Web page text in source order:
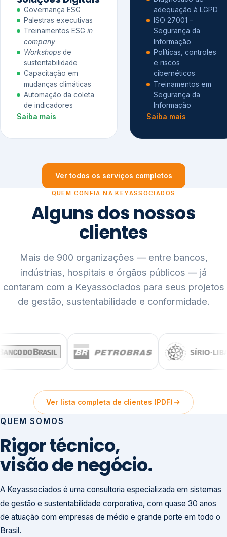
Governança ESG
Palestras executivas
Treinamentos ESG in
company
Workshops de
sustentabilidade
Capacitação em
mudanças climáticas
Automação da coleta
de indicadores
Saiba mais
adequação à LGPD
ISO 27001 –
Segurança da
Informação
Políticas, controles
e riscos
cibernéticos
Treinamentos em
Segurança da
Informação
Saiba mais
Ver todos os serviços completos
QUEM CONFIA NA KEYASSOCIADOS
Alguns dos nossos
clientes
Mais de 900 organizações — entre bancos,
indústrias, hospitais e órgãos públicos — já
contaram com a Keyassociados para seus projetos
de gestão, sustentabilidade e conformidade.
Ver lista completa de clientes (PDF)
QUEM SOMOS
Rigor técnico,
visão de negócio.
A Keyassociados é uma consultoria especializada em sistemas
de gestão e sustentabilidade corporativa, com quase 30 anos
de atuação com empresas de médio e grande porte em todo o
Brasil.